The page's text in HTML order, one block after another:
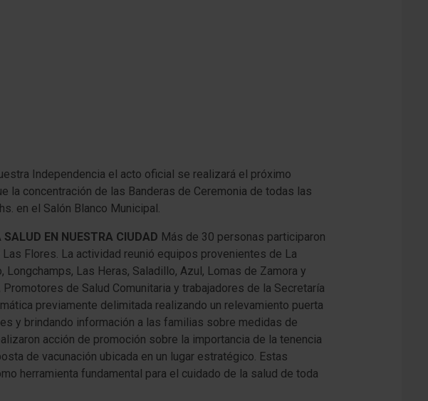
Independencia el acto oficial se realizará el próximo
la concentración de las Banderas de Ceremonia de todas las
en el Salón Blanco Municipal.
EN NUESTRA CIUDAD Más de 30 personas participaron
Flores. La actividad reunió equipos provenientes de La
Las Heras, Saladillo, Azul, Lomas de Zamora y
de Salud Comunitaria y trabajadores de la Secretaría
previamente delimitada realizando un relevamiento puerta
y brindando información a las familias sobre medidas de
acción de promoción sobre la importancia de la tenencia
de vacunación ubicada en un lugar estratégico. Estas
herramienta fundamental para el cuidado de la salud de toda